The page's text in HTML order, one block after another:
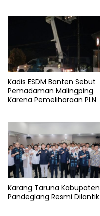
Kadis ESDM Banten Sebut
Pemadaman Malingping
Karena Pemeliharaan PLN
Karang Taruna Kabupaten
Pandeglang Resmi Dilantik